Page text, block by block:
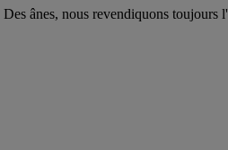
Des ânes, nous revendiquons toujours